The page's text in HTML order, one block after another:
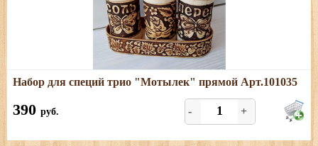
Подробнее
Размеры: длина - 15,5 см; ширина - 5,5 см; высота - 10
Набор для специй трио "Мотылек" прямой Арт.101035
390 руб. - +